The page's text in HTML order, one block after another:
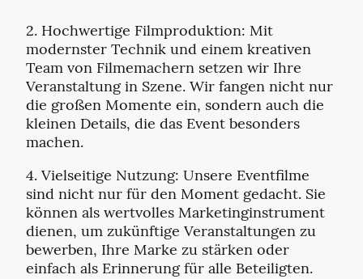
2. Hochwertige Filmproduktion: Mit
modernster Technik und einem kreativen
Team von Filmemachern setzen wir Ihre
Veranstaltung in Szene. Wir fangen nicht nur
die großen Momente ein, sondern auch die
kleinen Details, die das Event besonders
machen.
4. Vielseitige Nutzung: Unsere Eventfilme
sind nicht nur für den Moment gedacht. Sie
können als wertvolles Marketinginstrument
dienen, um zukünftige Veranstaltungen zu
bewerben, Ihre Marke zu stärken oder
einfach als Erinnerung für alle Beteiligten.